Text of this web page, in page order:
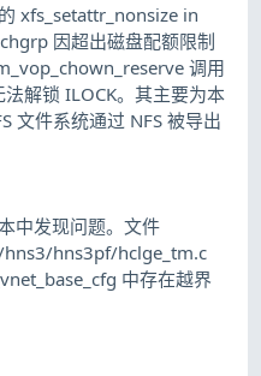
xfs_setattr_nonsize in
因超出磁盘配额限制
调用
解锁 ILOCK。其主要为本
文件系统通过 NFS 被导出
中发现问题。文件
hns3pf/hclge_tm.c
中存在越界